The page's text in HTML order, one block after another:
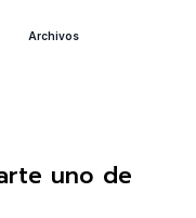
Archivos
uno de